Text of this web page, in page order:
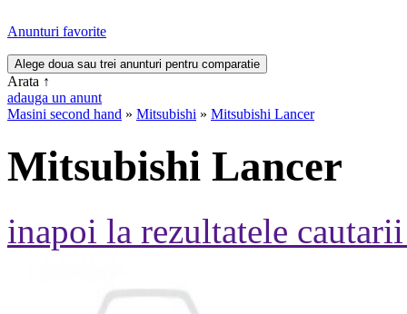
Anunturi favorite
Arata ↑
adauga un anunt
Masini second hand » Mitsubishi » Mitsubishi Lancer
Mitsubishi Lancer
inapoi la rezultatele